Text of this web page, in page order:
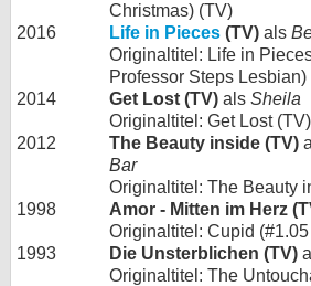
Christmas) (TV)
2016
Life in Pieces (TV) als
Originaltitel: Life in
Professor Steps Lesbian)
2014
Get Lost (TV) als Sheila
Originaltitel: Get Lost (TV)
2012
The Beauty inside (TV)
Bar
Originaltitel: The Beauty
1998
Amor - Mitten im Herz
Originaltitel: Cupid
1993
Die Unsterblichen (TV)
Originaltitel: The